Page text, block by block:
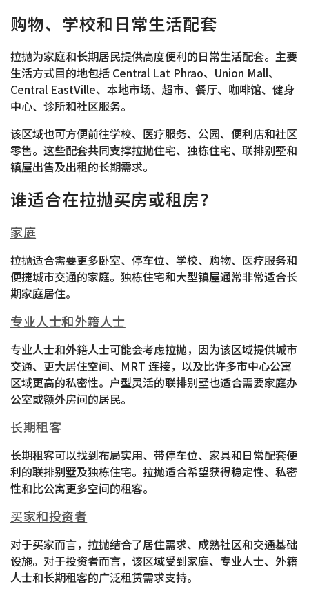
购物、学校和日常生活配套
拉抛为家庭和长期居民提供高度便利的日常生活配套。主要
生活方式目的地包括 Central Lat Phrao、Union Mall、
Central EastVille、本地市场、超市、餐厅、咖啡馆、健身
中心、诊所和社区服务。
该区域也可方便前往学校、医疗服务、公园、便利店和社区
零售。这些配套共同支撑拉抛住宅、独栋住宅、联排别墅和
镇屋出售及出租的长期需求。
谁适合在拉抛买房或租房？
家庭
拉抛适合需要更多卧室、停车位、学校、购物、医疗服务和
便捷城市交通的家庭。独栋住宅和大型镇屋通常非常适合长
期家庭居住。
专业人士和外籍人士
专业人士和外籍人士可能会考虑拉抛，因为该区域提供城市
交通、更大居住空间、MRT 连接，以及比许多市中心公寓
区域更高的私密性。户型灵活的联排别墅也适合需要家庭办
公室或额外房间的居民。
长期租客
长期租客可以找到布局实用、带停车位、家具和日常配套便
利的联排别墅及独栋住宅。拉抛适合希望获得稳定性、私密
性和比公寓更多空间的租客。
买家和投资者
对于买家而言，拉抛结合了居住需求、成熟社区和交通基础
设施。对于投资者而言，该区域受到家庭、专业人士、外籍
人士和长期租客的广泛租赁需求支持。